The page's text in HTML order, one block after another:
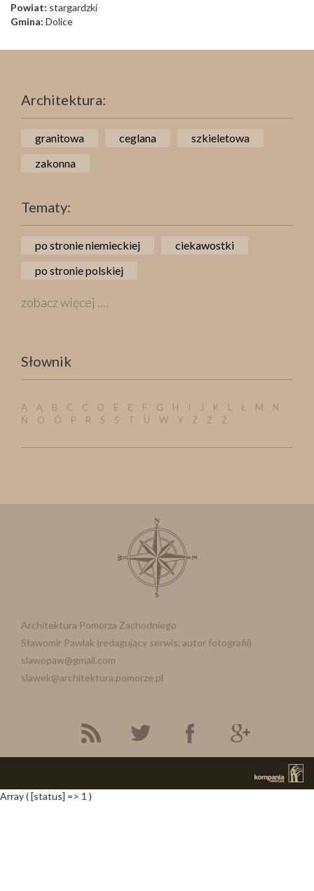
Powiat: stargardzki
Gmina: Dolice
Architektura:
granitowa ceglana
szkieletowa
zakonna
Tematy:
po stronie niemieckiej
ciekawostki
po stronie polskiej
zobacz więcej ....
Słownik
A Ą B C Ć D E Ę F G H I J K L Ł M N
Ń O Ó P R S Ś T U W Y Z Ź Ż
Architektura Pomorza Zachodniego
Sławomir Pawlak (redagujący serwis. autor fotografii)
slawopaw@gmail.com
slawek@architektura.pomorze.pl
Array ( [status] => 1 )